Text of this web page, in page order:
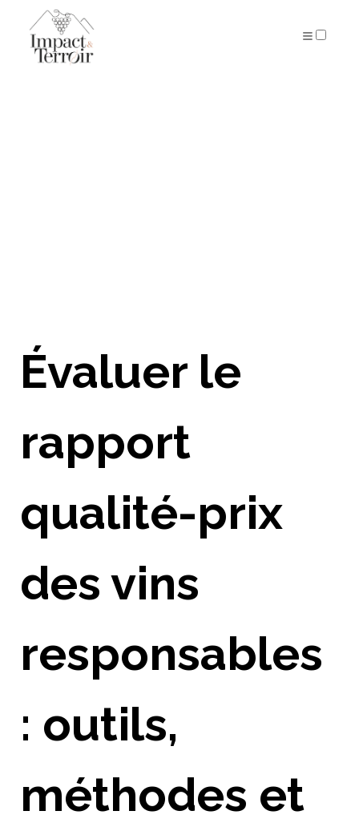
Évaluer le
rapport
qualité-prix
des vins
responsables
: outils,
méthodes et